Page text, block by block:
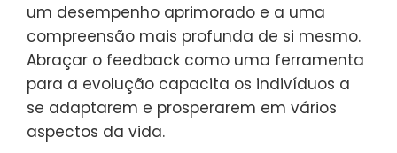
um desempenho aprimorado e a uma
compreensão mais profunda de si mesmo.
Abraçar o feedback como uma ferramenta
para a evolução capacita os indivíduos a
se adaptarem e prosperarem em vários
aspectos da vida.